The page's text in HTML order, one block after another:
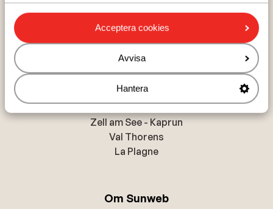
Acceptera cookies
Avvisa
Hantera
Populära destinationer
Ski Amadé
Zell am See - Kaprun
Les Trois Vallées
Populära skidområden
Zell am See - Kaprun
Val Thorens
La Plagne
Om Sunweb